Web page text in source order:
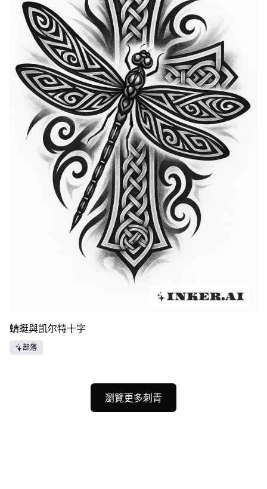
蜻蜓與凯尔特十字
部落
瀏覽更多刺青